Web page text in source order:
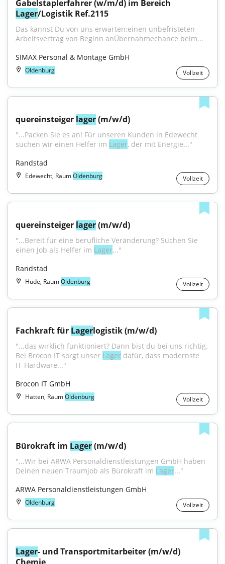
Lager/Logistik Ref.2115
Das kannst Du von uns erwarten:einen unbefristeten
Arbeitsvertrag von Beginn anÜbernahmechance beim...
SIMAX Personal & Montage GmbH
Oldenburg Vollzeit
quereinsteiger lager (m/w/d)
"...Packen Sie es an! Für unseren Kunden in Edewecht
suchen wir einen Helfer im Lager, der mit Energie..."
Randstad
Edewecht, RaumOldenburg Vollzeit
quereinsteiger lager (m/w/d)
"...Bereit für eine berufliche Veränderung? Suchen Sie
einen Job als Helfer im Lager..."
Randstad
Hude, RaumOldenburg Vollzeit
Fachkraft für Lager­logistik (m/w/d)
"...das wirklich funktioniert? Dann bist du bei uns richtig.
Bei Brocon IT sorgt unser Lager dafür, dass modernste
IT-Hardware..."
Brocon IT GmbH
Hatten, RaumOldenburg Vollzeit
Bürokraft im Lager (m/w/d)
"...Wir bei ARWA Personaldienstleistungen GmbH haben
Deinen neuen Traumjob als Bürokraft im Lager..."
ARWA Personaldienstleistungen GmbH
Oldenburg Vollzeit
Lager- und Transportmitarbeiter (m/w/d)